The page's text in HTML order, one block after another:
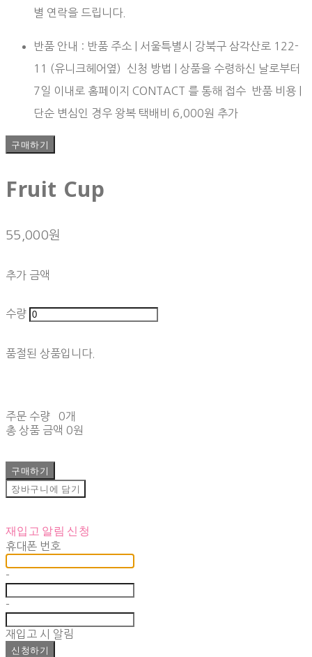
별 연락을 드립니다.
반품 안내 : 반품 주소 | 서울특별시 강북구 삼각산로 122-
11 (유니크헤어옆) 신청 방법 | 상품을 수령하신 날로부터
7일 이내로 홈페이지 CONTACT 를 통해 접수 반품 비용 |
단순 변심인 경우 왕복 택배비 6,000원 추가
구매하기
Fruit Cup
55,000원
추가 금액
수량
품절된 상품입니다.
주문 수량
0개
총 상품 금액 0원
구매하기
장바구니에 담기
재입고 알림 신청
휴대폰 번호
-
-
재입고 시 알림
신청하기